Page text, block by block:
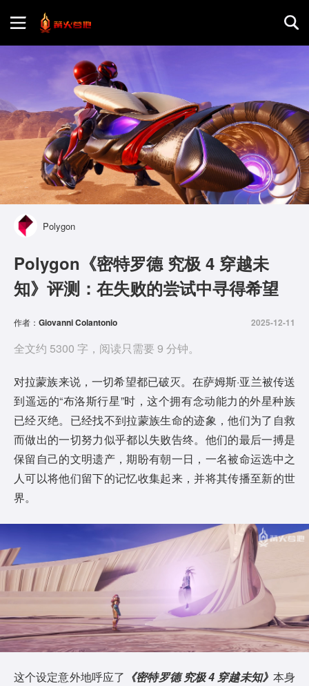
首页
游戏评测
地图攻略
Polygon
Polygon《密特罗德 究极 4 穿越未
知》评测：在失败的尝试中寻得希望
作者： Giovanni Colantonio 2025-12-11
全文约 5300 字，阅读只需要 9 分钟。
对拉蒙族来说，一切希望都已破灭。在萨姆斯·亚兰被传送
到遥远的“布洛斯行星”时，这个拥有念动能力的外星种族
已经灭绝。已经找不到拉蒙族生命的迹象，他们为了自救
而做出的一切努力似乎都以失败告终。他们的最后一搏是
保留自己的文明遗产，期盼有朝一日，一名被命运选中之
人可以将他们留下的记忆收集起来，并将其传播至新的世
界。
这个设定意外地呼应了 《密特罗德 究极 4 穿越未知》 本身